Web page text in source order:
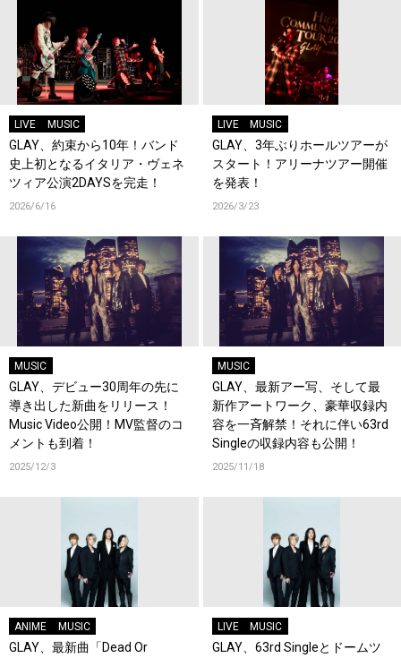
LIVE MUSIC
GLAY、約束から10年！バンド
史上初となるイタリア・ヴェネ
ツィア公演2DAYSを完走！
2026/6/16
LIVE MUSIC
GLAY、3年ぶりホールツアーが
スタート！アリーナツアー開催
を発表！
2026/3/23
MUSIC
GLAY、デビュー30周年の先に
導き出した新曲をリリース！
Music Video公開！MV監督のコ
メントも到着！
2025/12/3
MUSIC
GLAY、最新アー写、そして最
新作アートワーク、豪華収録内
容を一斉解禁！それに伴い63rd
Singleの収録内容も公開！
2025/11/18
ANIME MUSIC
GLAY、最新曲「Dead Or
LIVE MUSIC
GLAY、63rd Singleとドームツ